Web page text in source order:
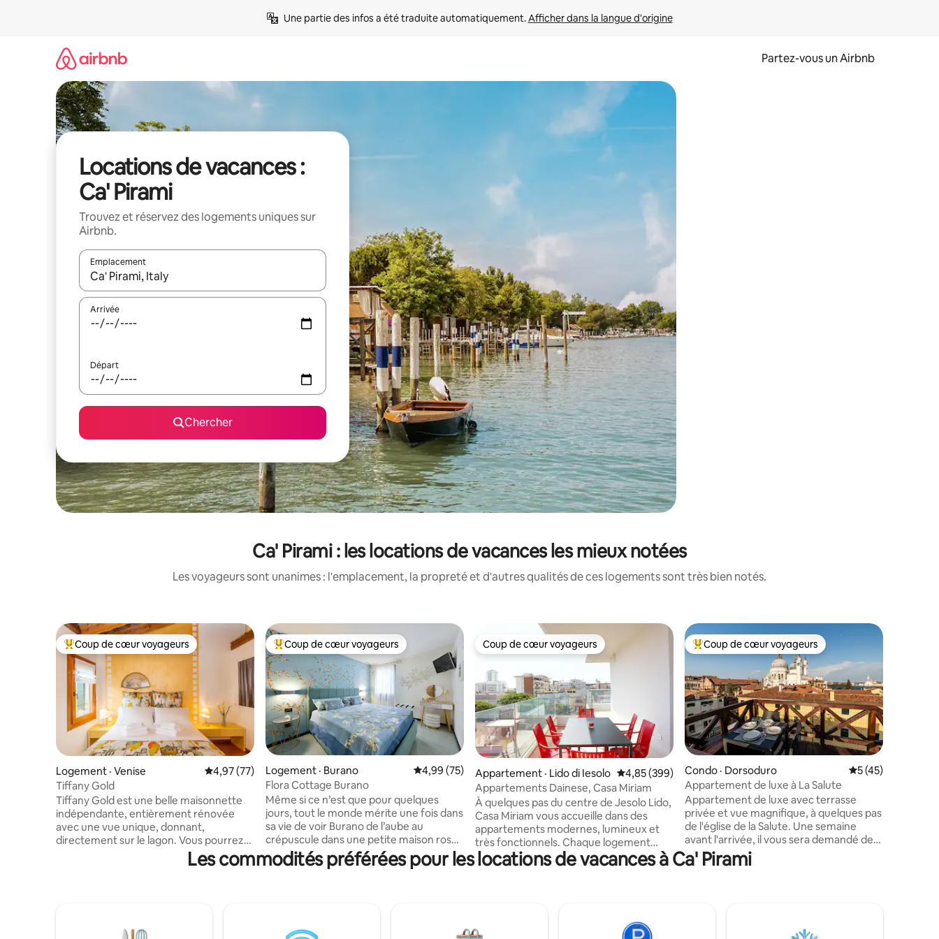
Une partie des infos a été traduite automatiquement. Afficher dans la langue d'origine
Partez-vous un Airbnb
Locations de vacances :
Ca' Pirami
Trouvez et réservez des logements uniques sur
Airbnb.
Emplacement
Quand les résultats sont affichés, parcourez-les en utilisant les flèches vers le haut et vers le bas, ou en appuyant dessus et en les faisant glisser.
Arrivée
Départ
Chercher
Ca' Pirami : les locations de vacances les mieux notées
Les voyageurs sont unanimes : l'emplacement, la propreté et d'autres qualités de ces logements sont très bien notés.
Coup de cœur voyageurs parmi les plus aimés
Coup de cœur voyageurs
Logement · Venise Note moyenne de 4,97 sur 5, 77 commentaires
4,97 (77)
Tiffany Gold
Tiffany Gold est une belle maisonnette
indépendante, entièrement rénovée
avec une vue unique, donnant,
directement sur le lagon. Vous pourrez
profiter de couchers de soleil à couper le
souffle depuis votre chambre. Elle est
avec salle de bain. Toute la maison est
Coup de cœur voyageurs parmi les plus aimés
Coup de cœur voyageurs
Logement · Burano Note moyenne de 4,99 sur 5, 75 commentaires
4,99 (75)
Flora Cottage Burano
Même si ce n’est que pour quelques
jours, tout le monde mérite une fois dans
sa vie de voir Burano de l’aube au
crépuscule dans une petite maison rose
sur le canal, décorée à la main avec des
fleurs, des ambiances de cottage, une
projet de relooking minutieux à chaque
Coup de cœur voyageurs
Coup de cœur voyageurs
Appartement · Lido di Iesolo Note moyenne de 4,85 sur 5, 399 commentaires
4,85 (399)
Appartements Dainese, Casa Miriam
À quelques pas du centre de Jesolo Lido,
Casa Miriam vous accueille dans des
appartements modernes, lumineux et
très fonctionnels. Chaque logement
peut accueillir jusqu'à cinq personnes et
est équipé de tout ce qu'il faut pour se
et terrasse privée. Parfait pour les
familles et les couples. Les amis à quatre
Coup de cœur voyageurs parmi les plus aimés
Coup de cœur voyageurs
Condo · Dorsoduro Note moyenne de
5 (45)
Appartement de luxe à La Salute
Appartement de luxe avec terrasse
privée et vue magnifique, à quelques pas
de l'église de la Salute. Une semaine
avant l'arrivée, il vous sera demandé de
fournir la pièce d'identité d'un des
voyageurs, ainsi que de régler les frais de
sont rares : il y a environ 50 marches,
Les commodités préférées pour les locations de vacances à Ca' Pirami